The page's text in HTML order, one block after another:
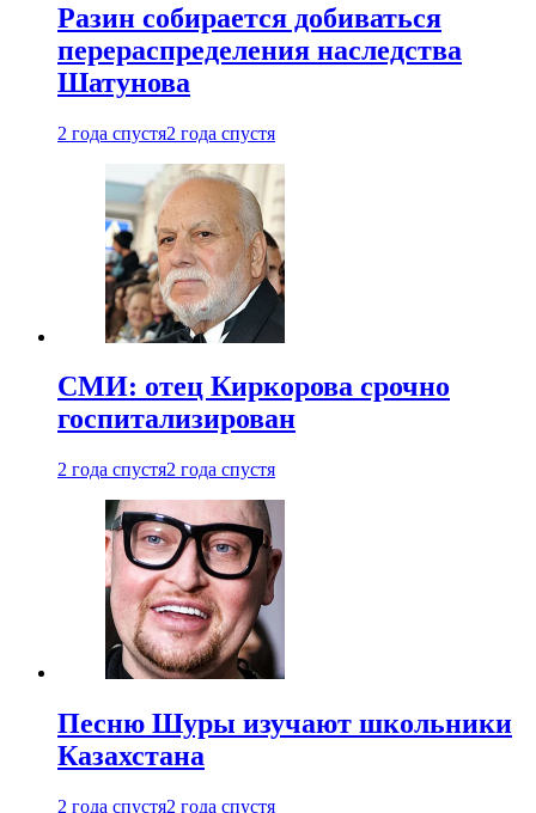
Разин собирается добиваться
перераспределения наследства
Шатунова
2 года спустя2 года спустя
СМИ: отец Киркорова срочно
госпитализирован
2 года спустя2 года спустя
Песню Шуры изучают школьники
Казахстана
2 года спустя2 года спустя